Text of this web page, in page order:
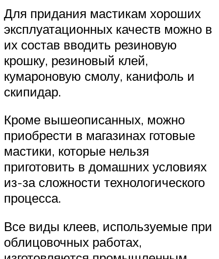
Для придания мастикам хороших
эксплуатационных качеств можно в
их состав вводить резиновую
крошку, резиновый клей,
кумароновую смолу, канифоль и
скипидар.
Кроме вышеописанных, можно
приобрести в магазинах готовые
мастики, которые нельзя
приготовить в домашних условиях
из-за сложности технологического
процесса.
Все виды клеев, используемые при
облицовочных работах,